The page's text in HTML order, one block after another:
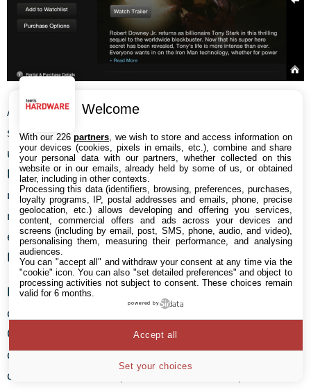
Au-delà de cette subtilité, toutes les vidéos en
streaming s’affichent avec la même interface
utilisateur en mode paysage, laquelle permet d’agir sur
le volume, la barre de défilement, lecture/pause, retour
rapide (10 secondes) ainsi que des commandes de
navigation générale. Signalons que les évolutions
ergonomiques par rapport au Kindle Fire HD se
limitent au simple repositionnement des commandes.
La nouveauté vient d’X-Ray, fonctionnalité qui permet
de retrouver sur IMDB les fiches des acteurs à l’écran.
Cette interface est sensée apporter un plus en termes
d’informations et de contrôle, mais elle peut parfois
déconcentrer. Un simple toucher de l’écran permet
Welcome
With our 226partners , we wish to store and access information on
your devices (cookies, pixels in emails, etc.), combine and share
your personal data with our partners, whether collected on this
website or in our emails, already held by some of us, or obtained
later, including in other contexts.
Processing this data (identifiers, browsing, preferences, purchases,
loyalty programs, IP, postal addresses and emails, phone, precise
geolocation, etc.) allows developing and offering you services,
content, commercial offers and ads across your devices and
screens (including by email, post, SMS, phone, audio, and video),
personalising them, measuring their performance, and analysing
audiences.
You can "accept all" and withdraw your consent at any time via the
"cookie" icon. You can also "set detailed preferences" and object to
processing activities not subject to consent. These choices remain
valid for 6 months.
powered by
Set your choices
Accept all